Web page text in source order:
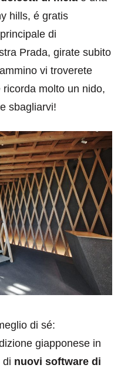
hills, é gratis
di
Prada, girate subito
vi troverete
molto un nido,
sbagliarvi!
di sé:
giapponese in
di nuovi software di